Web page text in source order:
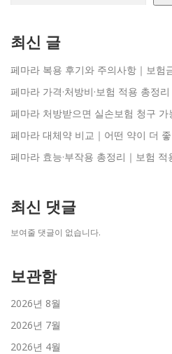
최신 글
페마라 복용 후기와 주의사항｜보험
페마라 가격·처방비·보험 적용 총정리
페마라 처방받으면 실손보험 청구 가
페마라 대체약 비교｜어떤 약이 더
페마라 효능·부작용 총정리｜보험 적
최신 댓글
보여줄 댓글이 없습니다.
보관함
2026년 8월
2026년 7월
2026년 4월